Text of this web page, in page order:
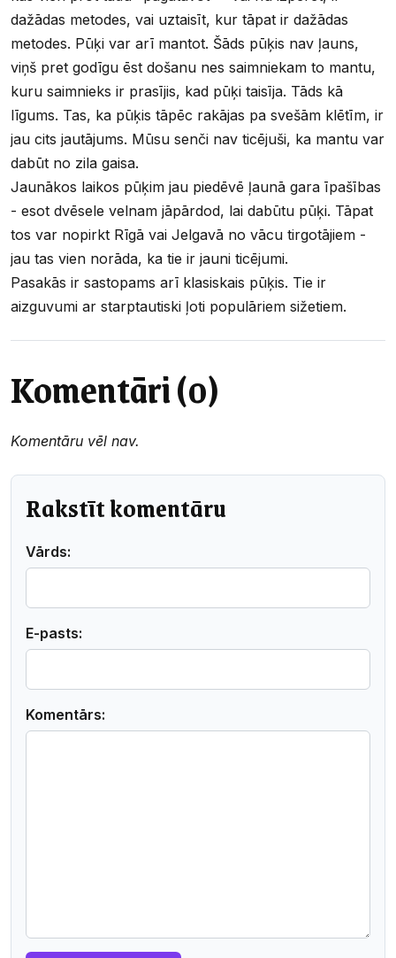
dažādas metodes, vai uztaisīt, kur tāpat ir dažādas
metodes. Pūķi var arī mantot. Šāds pūķis nav ļauns,
viņš pret godīgu ēst došanu nes saimniekam to mantu,
kuru saimnieks ir prasījis, kad pūķi taisīja. Tāds kā
līgums. Tas, ka pūķis tāpēc rakājas pa svešām klētīm, ir
jau cits jautājums. Mūsu senči nav ticējuši, ka mantu var
dabūt no zila gaisa.
Jaunākos laikos pūķim jau piedēvē ļaunā gara īpašības
- esot dvēsele velnam jāpārdod, lai dabūtu pūķi. Tāpat
tos var nopirkt Rīgā vai Jelgavā no vācu tirgotājiem -
jau tas vien norāda, ka tie ir jauni ticējumi.
Pasakās ir sastopams arī klasiskais pūķis. Tie ir
aizguvumi ar starptautiski ļoti populāriem sižetiem.
Komentāri (0)
Komentāru vēl nav.
Rakstīt komentāru
Vārds:
E-pasts:
Komentārs: